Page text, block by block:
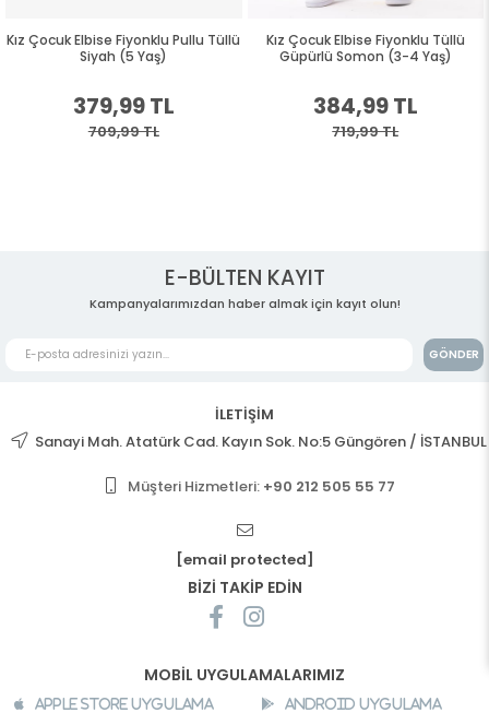
Tüllü
Kız Çocuk Elbise Fiyonklu Tüllü
Güpürlü Somon (3-4 Yaş)
384,99 TL
719,99 TL
Kız Çocuk Elbise Tüllü
Yeşili (3 Yaş)
289,99 TL
539,99 TL
E-BÜLTEN KAYIT
Kampanyalarımızdan haber almak için kayıt olun!
GÖNDER
İLETİŞİM
Sanayi Mah. Atatürk Cad. Kayın Sok. No:5 Güngören / İSTANBUL
Müşteri Hizmetleri: +90 212 505 55 77
[email protected]
BİZİ TAKİP EDİN
MOBİL UYGULAMALARIMIZ
Apple Store Uygulama Android Uygulama